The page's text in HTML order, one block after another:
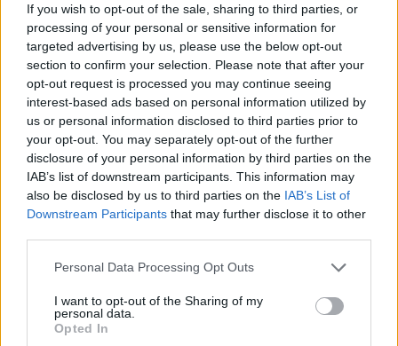
If you wish to opt-out of the sale, sharing to third parties, or
processing of your personal or sensitive information for
targeted advertising by us, please use the below opt-out
section to confirm your selection. Please note that after your
opt-out request is processed you may continue seeing
interest-based ads based on personal information utilized by
us or personal information disclosed to third parties prior to
your opt-out. You may separately opt-out of the further
disclosure of your personal information by third parties on the
IAB’s list of downstream participants. This information may
also be disclosed by us to third parties on the IAB’s List of
Downstream Participants that may further disclose it to other
Please note that this website/app uses one or more Google
not limited to your visit or usage behaviour. You may click to
grant or deny consent to Google and its third-party tags to
use your data for below specified purposes in below Google
Personal Data Processing Opt Outs
I want to opt-out of the Sharing of my
personal data.
Opted In